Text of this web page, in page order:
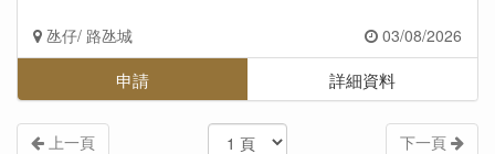
氹仔/ 路氹城 03/08/2026
申請 詳細資料
上一頁 下一頁